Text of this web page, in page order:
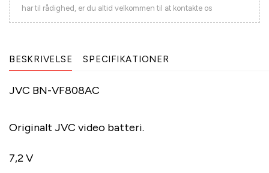
har til rådighed, er du altid velkommen til at kontakte os
BESKRIVELSE SPECIFIKATIONER
JVC BN-VF808AC
Originalt JVC video batteri.
7,2 V